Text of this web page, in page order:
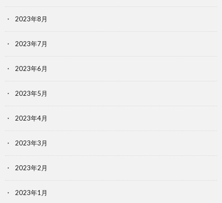
2023年8月
2023年7月
2023年6月
2023年5月
2023年4月
2023年3月
2023年2月
2023年1月